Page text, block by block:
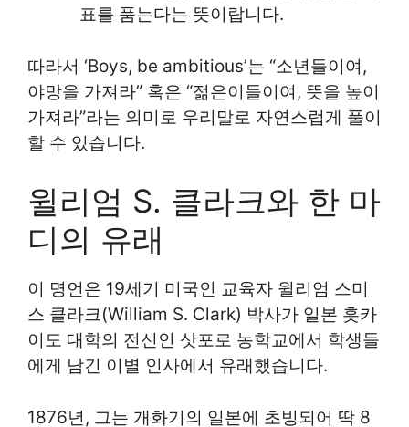
표를 품는다는 뜻이랍니다.
따라서 ‘Boys, be ambitious’는 “소년들이여,
야망을 가져라” 혹은 “젊은이들이여, 뜻을 높이
가져라”라는 의미로 우리말로 자연스럽게 풀이
할 수 있습니다.
윌리엄 S. 클라크와 한 마
디의 유래
이 명언은 19세기 미국인 교육자 윌리엄 스미
스 클라크(William S. Clark) 박사가 일본 홋카
이도 대학의 전신인 삿포로 농학교에서 학생들
에게 남긴 이별 인사에서 유래했습니다.
1876년, 그는 개화기의 일본에 초빙되어 딱 8